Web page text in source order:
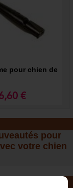
pour chien de
€
pour
votre chien